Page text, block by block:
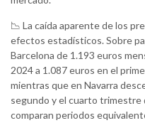
📉 La caída aparente de los
efectos estadísticos. Sobre
Barcelona de 1.193 euros
2024 a 1.087 euros en el
mientras que en Navarra
segundo y el cuarto trimestre
comparan periodos